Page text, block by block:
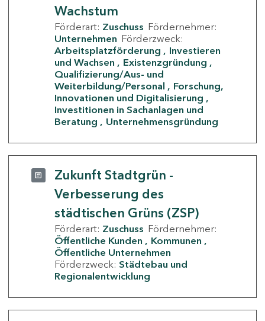
Wachstum
Förderart: Zuschuss Fördernehmer:
Unternehmen Förderzweck:
Arbeitsplatzförderung
Investieren
und Wachsen
Existenzgründung
Qualifizierung/Aus- und
Weiterbildung/Personal
Forschung,
Innovationen und Digitalisierung
Investitionen in Sachanlagen und
Beratung
Unternehmensgründung
Zukunft Stadtgrün -
Verbesserung des
städtischen Grüns (ZSP)
Förderart: Zuschuss Fördernehmer:
Öffentliche Kunden
Kommunen
Öffentliche Unternehmen
Förderzweck: Städtebau und
Regionalentwicklung